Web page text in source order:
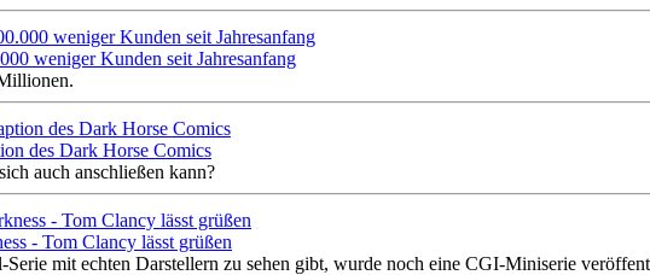
weniger Kunden seit Jahresanfang
des Dark Horse Comics
auch anschließen kann?
- Tom Clancy lässt grüßen
mit echten Darstellern zu sehen gibt, wurde noch eine CGI-Miniserie